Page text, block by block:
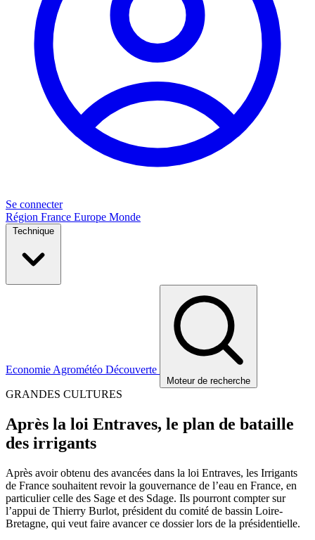
Se connecter
Région France Europe Monde
Technique
Economie Agrométéo Découverte
Moteur de recherche
GRANDES CULTURES
Après la loi Entraves, le plan de bataille
des irrigants
Après avoir obtenu des avancées dans la loi Entraves, les Irrigants
de France souhaitent revoir la gouvernance de l’eau en France, en
particulier celle des Sage et des Sdage. Ils pourront compter sur
l’appui de Thierry Burlot, président du comité de bassin Loire-
Bretagne, qui veut faire avancer ce dossier lors de la présidentielle.